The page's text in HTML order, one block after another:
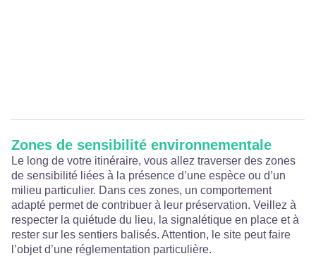
Zones de sensibilité environnementale
Le long de votre itinéraire, vous allez traverser des zones
de sensibilité liées à la présence d’une espèce ou d’un
milieu particulier. Dans ces zones, un comportement
adapté permet de contribuer à leur préservation. Veillez à
respecter la quiétude du lieu, la signalétique en place et à
rester sur les sentiers balisés. Attention, le site peut faire
l’objet d’une réglementation particulière.